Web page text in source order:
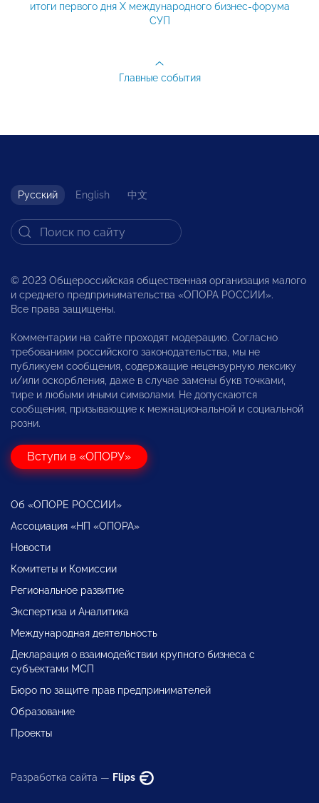
итоги первого дня Х международного бизнес-форума
СУП
Главные события
Русский English 中文
© 2023 Общероссийская общественная организация малого
и среднего предпринимательства «ОПОРА РОССИИ».
Все права защищены.
Комментарии на сайте проходят модерацию. Согласно
требованиям российского законодательства, мы не
публикуем сообщения, содержащие нецензурную лексику
и/или оскорбления, даже в случае замены букв точками,
тире и любыми иными символами. Не допускаются
сообщения, призывающие к межнациональной и социальной
розни.
Вступи в «ОПОРУ»
Об «ОПОРЕ РОССИИ»
Ассоциация «НП «ОПОРА»
Новости
Комитеты и Комиссии
Региональное развитие
Экспертиза и Аналитика
Международная деятельность
Декларация о взаимодействии крупного бизнеса с
субъектами МСП
Бюро по защите прав предпринимателей
Образование
Проекты
Разработка сайта — Flips